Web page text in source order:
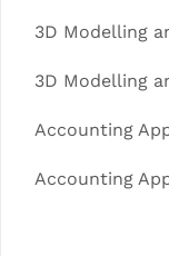
3D Modelling
3D Modelling
Accounting
Accounting